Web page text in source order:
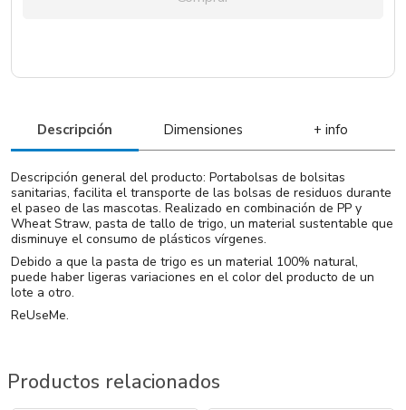
Descripción Dimensiones + info
Descripción general del producto: Portabolsas de bolsitas
sanitarias, facilita el transporte de las bolsas de residuos durante
el paseo de las mascotas. Realizado en combinación de PP y
Wheat Straw, pasta de tallo de trigo, un material sustentable que
disminuye el consumo de plásticos vírgenes.
Debido a que la pasta de trigo es un material 100% natural,
puede haber ligeras variaciones en el color del producto de un
lote a otro.
ReUseMe.
Productos relacionados